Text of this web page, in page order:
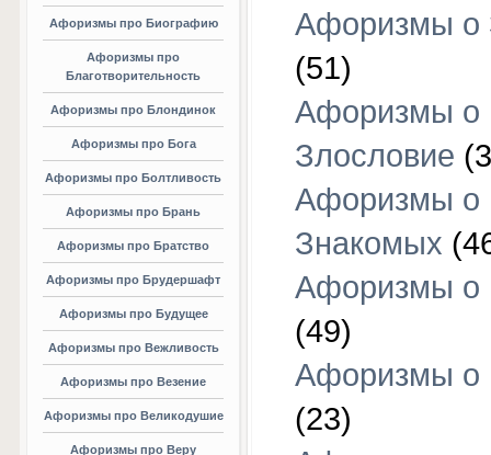
Афоризмы про Биографию
Афоризмы про
Благотворительность
Афоризмы про Блондинок
Афоризмы про Бога
Афоризмы про Болтливость
Афоризмы про Брань
Афоризмы про Братство
Афоризмы про Брудершафт
Афоризмы про Будущее
Афоризмы про Вежливость
Афоризмы про Везение
Афоризмы про Великодушие
Афоризмы про Веру
Афоризмы о
(51)
Афоризмы о
Злословие
Афоризмы о
Знакомых
Афоризмы о
(49)
Афоризмы о
(23)